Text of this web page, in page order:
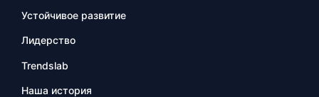
Устойчивое развитие
Лидерство
Trendslab
Наша история